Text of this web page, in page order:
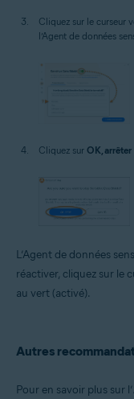
Cliquez sur le curseur
l’Agent de données
Cliquez sur OK, arrêter
L’Agent de données
réactiver, cliquez sur le
au vert (activé).
Autres
Pour en savoir plus sur l’